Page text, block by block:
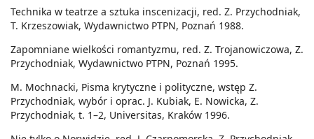
Technika w teatrze a sztuka inscenizacji, red. Z. Przychodniak,
T. Krzeszowiak, Wydawnictwo PTPN, Poznań 1988.
Zapomniane wielkości romantyzmu, red. Z. Trojanowiczowa, Z.
Przychodniak, Wydawnictwo PTPN, Poznań 1995.
M. Mochnacki, Pisma krytyczne i polityczne, wstęp Z.
Przychodniak, wybór i oprac. J. Kubiak, E. Nowicka, Z.
Przychodniak, t. 1–2, Universitas, Kraków 1996.